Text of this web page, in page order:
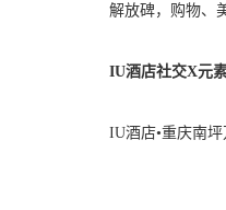
解放碑，购物、
IU酒店社交X元
IU酒店•重庆南